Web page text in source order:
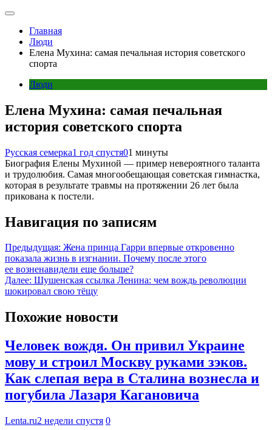
Главная
Люди
Елена Мухина: самая печальная история советского
спорта
Люди
Елена Мухина: самая печальная
история советского спорта
Русская семерка1 год спустя01 минуты
Биография Елены Мухиной — пример невероятного таланта
и трудолюбия. Самая многообещающая советская гимнастка,
которая в результате травмы на протяжении 26 лет была
прикована к постели.
Навигация по записям
Предыдущая: Жена принца Гарри впервые откровенно
показала жизнь в изгнании. Почему после этого
ее возненавидели еще больше?
Далее: Шушенская ссылка Ленина: чем вождь революции
шокировал свою тёщу
Похожие новости
Человек вождя. Он привил Украине
мову и строил Москву руками зэков.
Как слепая вера в Сталина вознесла и
погубила Лазаря Кагановича
Lenta.ru2 недели спустя 0